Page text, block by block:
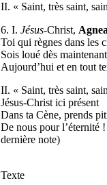
II. « Saint, très saint,
6. I. Jésus-Christ,
Toi qui règnes dans les
Sois loué dès
Aujourd’hui et en tout
II. « Saint, très saint,
Jésus-Christ ici présent
Dans ta Cène, prends
De nous pour l’éternité
dernière note)
Texte